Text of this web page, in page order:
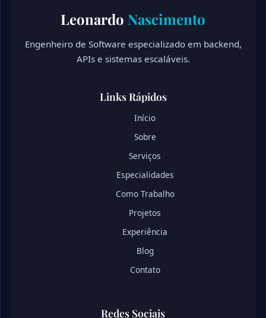
Leonardo Nascimento
Engenheiro de Software especializado em backend,
APIs e sistemas escaláveis.
Links Rápidos
Início
Sobre
Serviços
Especialidades
Como Trabalho
Projetos
Experiência
Blog
Contato
Redes Sociais